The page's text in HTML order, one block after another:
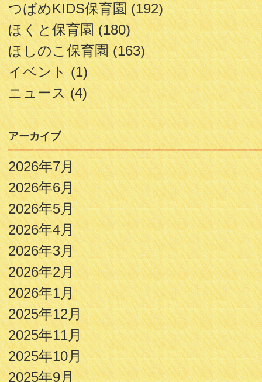
つばめKIDS保育園(192)
ほくと保育園(180)
ほしのこ保育園(163)
イベント(1)
ニュース(4)
アーカイブ
2026年7月
2026年6月
2026年5月
2026年4月
2026年3月
2026年2月
2026年1月
2025年12月
2025年11月
2025年10月
2025年9月